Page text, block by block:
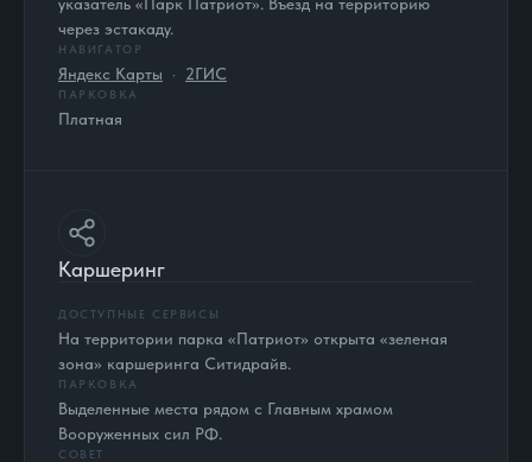
через эстакаду.
НАВИГАТОР
Яндекс Карты · 2ГИС
ПАРКОВКА
Платная
Каршеринг
ДОСТУПНЫЕ СЕРВИСЫ
На территории парка «Патриот» открыта «зеленая
зона» каршеринга Ситидрайв.
ПАРКОВКА
Выделенные места рядом с Главным храмом
Вооруженных сил РФ.
СОВЕТ